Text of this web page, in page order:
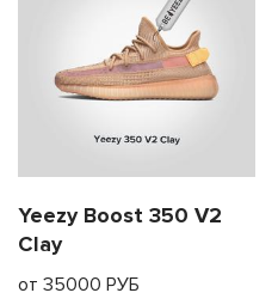
Yeezy Boost 350 V2
Clay
от 35000 РУБ